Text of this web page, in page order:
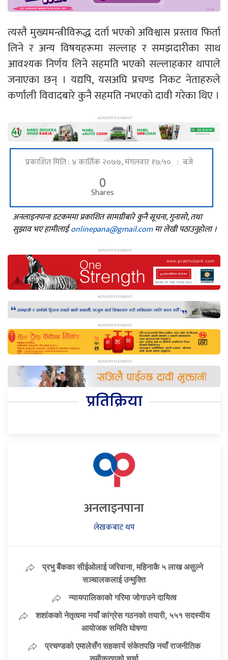
त्यस्तै मुख्यमन्त्रीविरूद्ध दर्ता भएको अविश्वास प्रस्ताव फिर्ता
लिने र अन्य विषयहरूमा सल्लाह र समझदारीका साथ
आवश्यक निर्णय लिने सहमति भएको सल्लाहकार थापाले
जनाएका छन् । यद्यपि, यसअघि प्रचण्ड निकट नेताहरुले
कर्णाली विवादबारे कुनै सहमति नभएको दावी गरेका थिए ।
प्रकाशित मिति : ४ कार्तिक २०७७, मंगलवार १७:५० : बजे
0
Shares
अनलाइनपाना डटकममा प्रकाशित सामग्रीबारे कुनै सूचना, गुनासो, तथा
सुझाव भए हामीलाईonlinepana@gmail.comमा लेखी पठाउनुहोला ।
प्रतिक्रिया
अनलाइनपाना
लेखकबाट थप
प्रभु बैंकका सीईओलाई जरिवाना, महिनाकै ५ लाख असुल्ने
सञ्चालकलाई उन्मुक्ति
न्यायपालिकाको गरिमा जोगाउने दायित्व
शशांकको नेतृत्वमा नयाँ कांग्रेस गठनको तयारी, ५५१ सदस्यीय
आयोजक समिति घोषणा
प्रचण्डको एमालेसँग सहकार्य संकेतपछि नयाँ राजनीतिक